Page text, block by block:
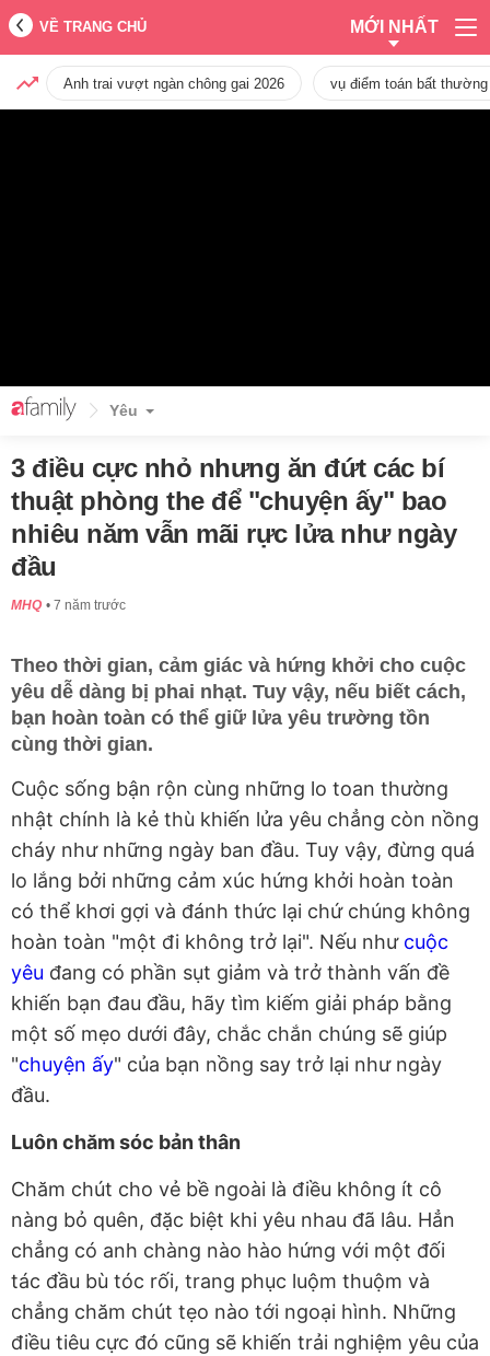
VỀ TRANG CHỦ MỚI NHẤT
Anh trai vượt ngàn chông gai 2026 vụ điểm toán bất
Yêu
3 điều cực nhỏ nhưng ăn đứt các bí
thuật phòng the để "chuyện ấy" bao
nhiêu năm vẫn mãi rực lửa như ngày
đầu
MHQ 7 năm trước
Theo thời gian, cảm giác và hứng khởi cho cuộc
yêu dễ dàng bị phai nhạt. Tuy vậy, nếu biết cách,
bạn hoàn toàn có thể giữ lửa yêu trường tồn
cùng thời gian.
Cuộc sống bận rộn cùng những lo toan thường
nhật chính là kẻ thù khiến lửa yêu chẳng còn nồng
cháy như những ngày ban đầu. Tuy vậy, đừng quá
lo lắng bởi những cảm xúc hứng khởi hoàn toàn
có thể khơi gợi và đánh thức lại chứ chúng không
hoàn toàn "một đi không trở lại". Nếu như cuộc
yêu đang có phần sụt giảm và trở thành vấn đề
khiến bạn đau đầu, hãy tìm kiếm giải pháp bằng
một số mẹo dưới đây, chắc chắn chúng sẽ giúp
"chuyện ấy" của bạn nồng say trở lại như ngày
đầu.
Luôn chăm sóc bản thân
Chăm chút cho vẻ bề ngoài là điều không ít cô
nàng bỏ quên, đặc biệt khi yêu nhau đã lâu. Hẳn
chẳng có anh chàng nào hào hứng với một đối
tác đầu bù tóc rối, trang phục luộm thuộm và
chẳng chăm chút tẹo nào tới ngoại hình. Những
điều tiêu cực đó cũng sẽ khiến trải nghiệm yêu của